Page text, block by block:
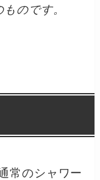
のです。
常のシャワー